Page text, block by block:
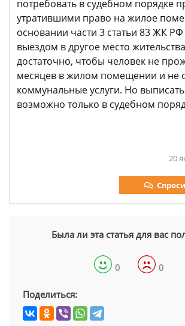
потребовать в судебном порядке
утратившими право на жилое
основании части 3 статьи 83 ЖК РФ
выездом в другое место
достаточно, чтобы человек не
месяцев в жилом помещении и не
коммунальные услуги. Но
возможно только в судебном
20
Была ли эта статья для вас
0 0
Поделиться: